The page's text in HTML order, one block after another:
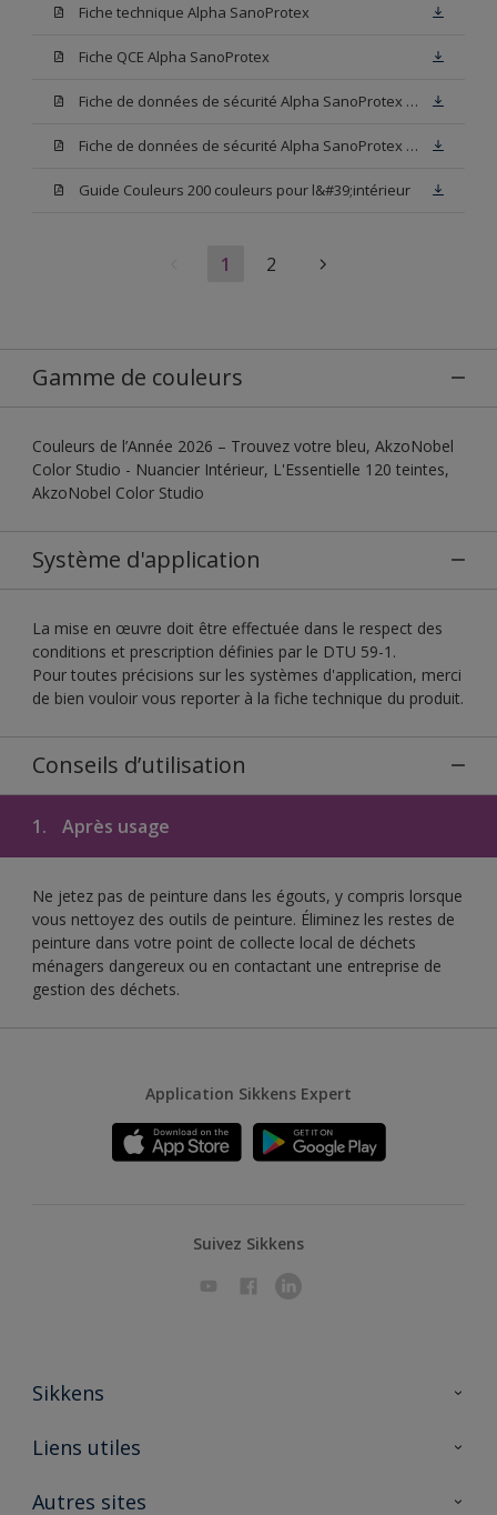
Fiche technique Alpha SanoProtex
Fiche QCE Alpha SanoProtex
Fiche de données de sécurité Alpha SanoProtex Base W05
Fiche de données de sécurité Alpha SanoProtex Base N00
Guide Couleurs 200 couleurs pour l&#39;intérieur
1 2
Gamme de couleurs
Couleurs de l’Année 2026 – Trouvez votre bleu, AkzoNobel
Color Studio - Nuancier Intérieur, L'Essentielle 120 teintes,
AkzoNobel Color Studio
Système d'application
La mise en œuvre doit être effectuée dans le respect des
conditions et prescription définies par le DTU 59-1.
Pour toutes précisions sur les systèmes d'application, merci
de bien vouloir vous reporter à la fiche technique du produit.
Conseils d’utilisation
1. Après usage
Ne jetez pas de peinture dans les égouts, y compris lorsque
vous nettoyez des outils de peinture. Éliminez les restes de
peinture dans votre point de collecte local de déchets
ménagers dangereux ou en contactant une entreprise de
gestion des déchets.
Application Sikkens Expert
Suivez Sikkens
Sikkens
A propos de Sikkens
Liens utiles
Ouvrir un magasin PASS
Autres sites